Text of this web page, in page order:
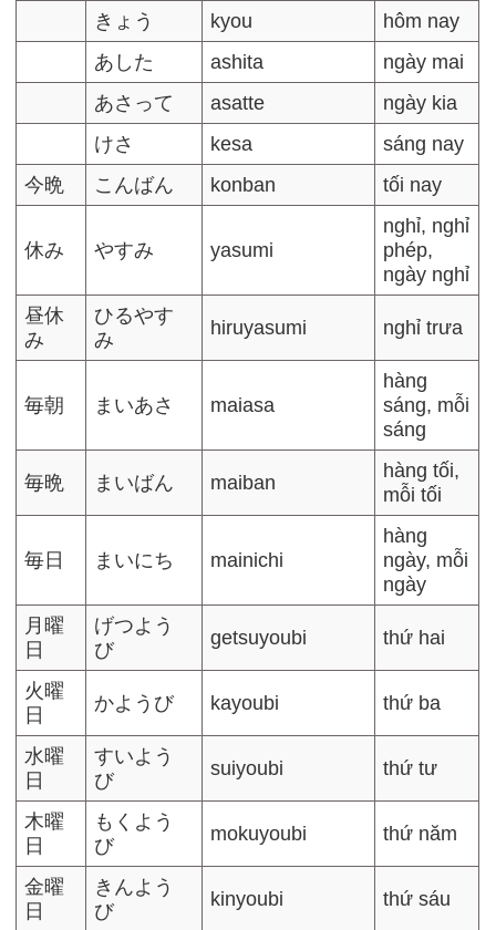
きょう
kyou
hôm nay
あした
ashita
ngày mai
あさって
asatte
ngày kia
けさ
kesa
sáng nay
今晩
こんばん konban tối nay
休み やすみ yasumi
nghỉ, nghỉ
phép,
ngày nghỉ
昼休
み
ひるやす
み
hiruyasumi nghỉ trưa
毎朝 まいあさ maiasa
hàng
sáng, mỗi
sáng
毎晩 まいばん maiban
hàng tối,
mỗi tối
毎日 まいにち mainichi
hàng
ngày, mỗi
ngày
月曜
日
げつよう
び
getsuyoubi thứ hai
火曜
日
かようび kayoubi thứ ba
水曜
日
すいよう
び
suiyoubi thứ tư
木曜
日
もくよう
び
mokuyoubi thứ năm
金曜
日
きんよう
び
kinyoubi thứ sáu